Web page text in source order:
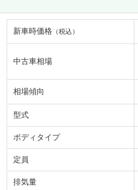
新車時価格 （税込）
中古車相場
相場傾向
型式
ボディタイプ
定員
排気量